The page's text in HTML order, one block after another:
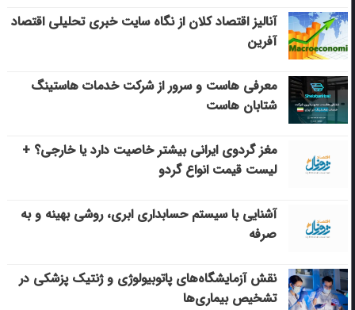
آنالیز اقتصاد کلان از نگاه سایت خبری تحلیلی اقتصاد
آفرین
معرفی هاست و سرور از شرکت خدمات هاستینگ
شتابان هاست
مغز گردوی ایرانی بیشتر خاصیت دارد یا خارجی؟ +
لیست قیمت انواع گردو
آشنایی با سیستم حسابداری ابری، روشی بهینه و به
صرفه
نقش آزمایشگاه‌های پاتوبیولوژی و ژنتیک پزشکی در
تشخیص بیماری‌ها